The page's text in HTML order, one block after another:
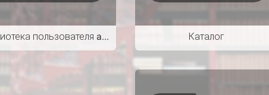
Библиотека пользователя admin Каталог